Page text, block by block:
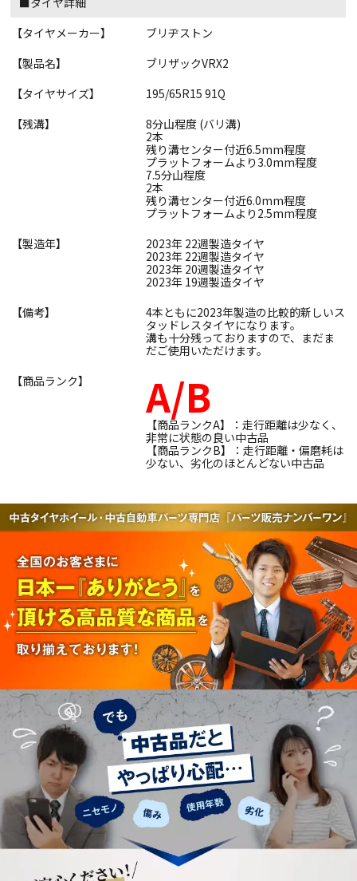
【タイヤメーカー】
ブリヂストン
【製品名】
ブリザックVRX2
【タイヤサイズ】
195/65R15 91Q
【残溝】
8分山程度 (バリ溝)
2本
残り溝センター付近6.5mm程度
プラットフォームより3.0mm程度
7.5分山程度
2本
残り溝センター付近6.0mm程度
プラットフォームより2.5mm程度
【製造年】
2023年 22週製造タイヤ
2023年 22週製造タイヤ
2023年 20週製造タイヤ
2023年 19週製造タイヤ
【備考】
4本ともに2023年製造の比較的新しいス
タッドレスタイヤになります。
溝も十分残っておりますので、まだま
だご使用いただけます。
【商品ランク】
A/B
【商品ランクA】：走行距離は少なく、
非常に状態の良い中古品
【商品ランクB】：走行距離・偏磨耗は
少ない、劣化のほとんどない中古品